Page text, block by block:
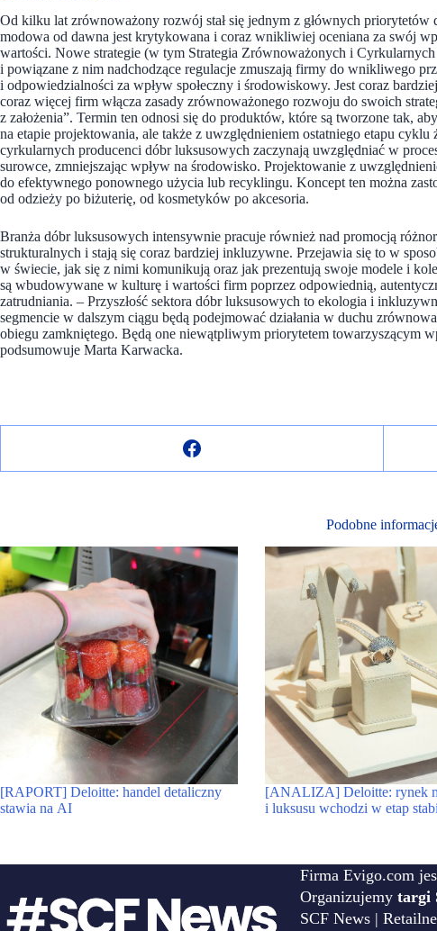
Od kilku lat zrównoważony rozwój stał się jednym z głównych
modowa od dawna jest krytykowana i coraz wnikliwiej oceniana za swój
wartości. Nowe strategie (w tym Strategia Zrównoważonych i
i powiązane z nim nadchodzące regulacje zmuszają firmy do wnikliwego
i odpowiedzialności za wpływ społeczny i środowiskowy. Jest coraz
coraz więcej firm włącza zasady zrównoważonego rozwoju do swoich
z założenia”. Termin ten odnosi się do produktów, które są tworzone tak,
na etapie projektowania, ale także z uwzględnieniem ostatniego etapu
cyrkularnych producenci dóbr luksusowych zaczynają uwzględniać w
surowce, zmniejszając wpływ na środowisko. Projektowanie z
do efektywnego ponownego użycia lub recyklingu. Koncept ten można
od odzieży po biżuterię, od kosmetyków po akcesoria.
Branża dóbr luksusowych intensywnie pracuje również nad promocją
strukturalnych i stają się coraz bardziej inkluzywne. Przejawia się to w
w świecie, jak się z nimi komunikują oraz jak prezentują swoje modele i
są wbudowywane w kulturę i wartości firm poprzez odpowiednią,
zatrudniania. – Przyszłość sektora dóbr luksusowych to ekologia i
segmencie w dalszym ciągu będą podejmować działania w duchu
obiegu zamkniętego. Będą one niewątpliwym priorytetem towarzyszącym
podsumowuje Marta Karwacka.
Podobne
[RAPORT] Deloitte: handel detaliczny
stawia na AI
[ANALIZA] Deloitte: rynek
i luksusu wchodzi w etap
Firma Evigo.com
Organizujemy targi
SCF News |